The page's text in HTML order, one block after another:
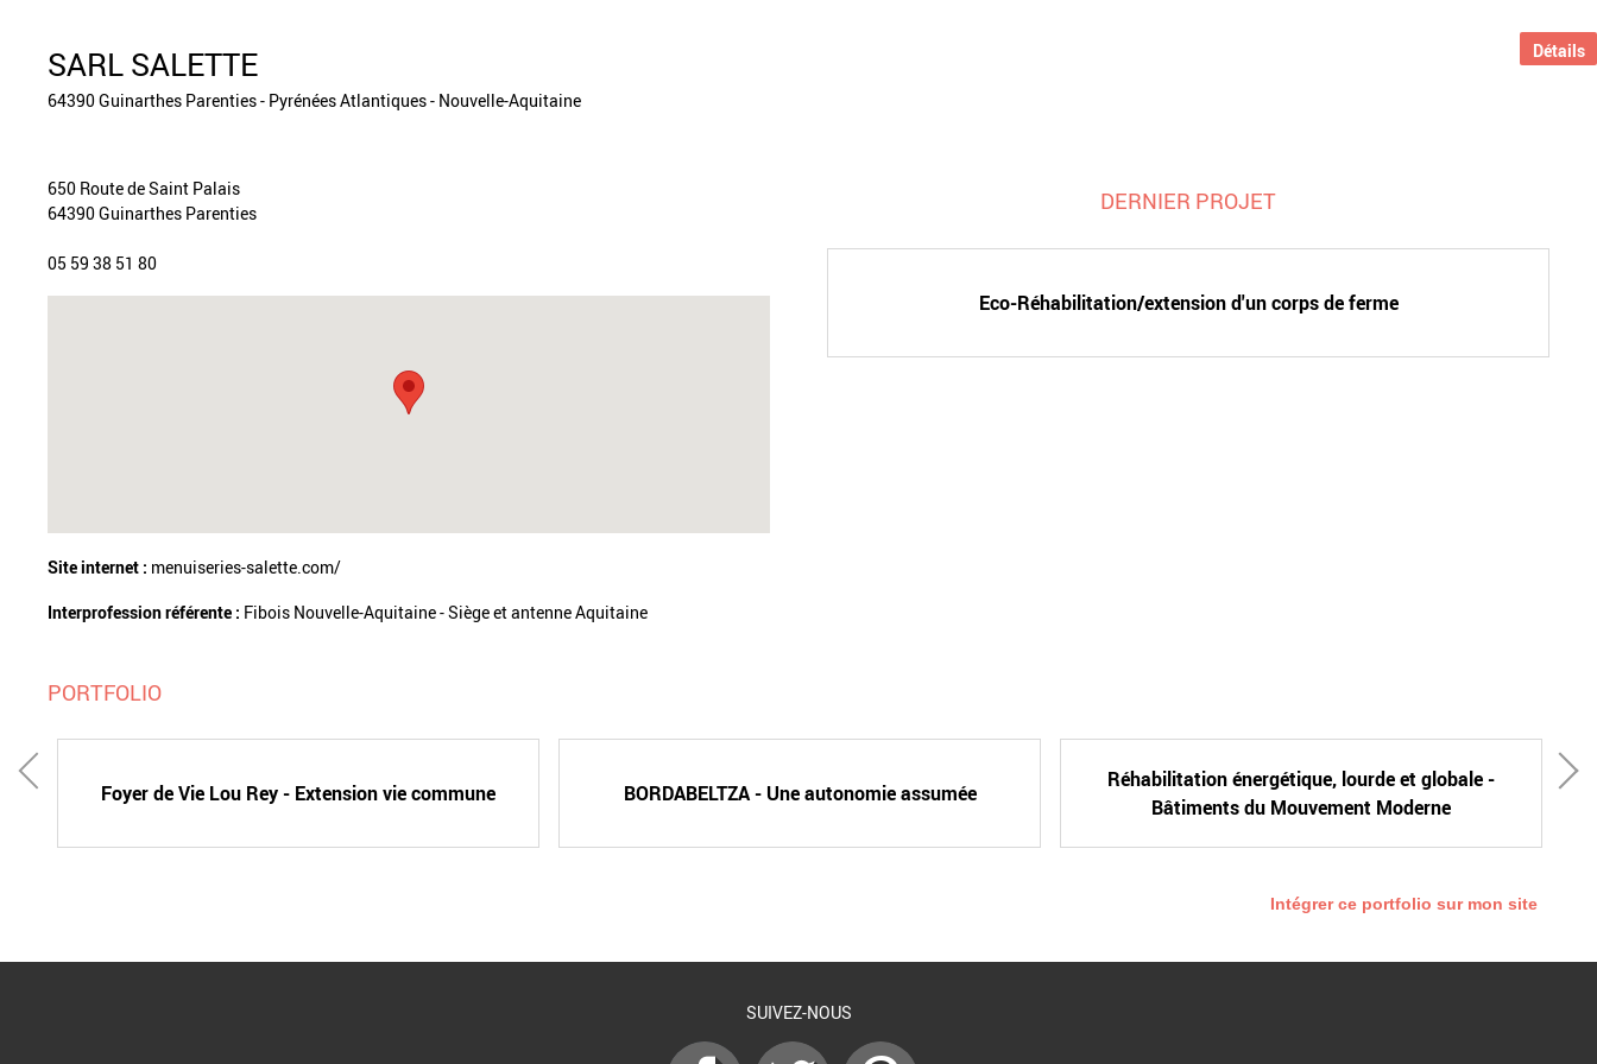
SARL SALETTE
64390 Guinarthes Parenties - Pyrénées Atlantiques - Nouvelle-Aquitaine
650 Route de Saint Palais
64390 Guinarthes Parenties
05 59 38 51 80
Site internet : menuiseries-salette.com/
Interprofession référente : Fibois Nouvelle-Aquitaine - Siège et antenne Aquitaine
DERNIER PROJET
Eco-Réhabilitation/extension d'un corps de ferme
Détails
PORTFOLIO
Foyer de Vie Lou Rey - Extension vie commune BORDABELTZA - Une autonomie assumée
Réhabilitation énergétique, lourde et globale -
Bâtiments du Mouvement Moderne
Intégrer ce portfolio sur mon site
SUIVEZ-NOUS